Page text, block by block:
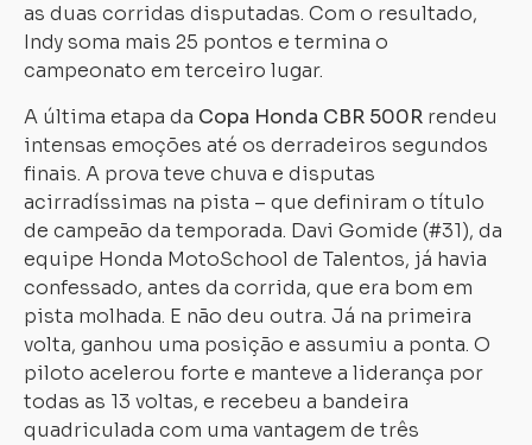
as duas corridas disputadas. Com o resultado,
Indy soma mais 25 pontos e termina o
campeonato em terceiro lugar.
A última etapa da Copa Honda CBR 500R rendeu
intensas emoções até os derradeiros segundos
finais. A prova teve chuva e disputas
acirradíssimas na pista – que definiram o título
de campeão da temporada. Davi Gomide (#31), da
equipe Honda MotoSchool de Talentos, já havia
confessado, antes da corrida, que era bom em
pista molhada. E não deu outra. Já na primeira
volta, ganhou uma posição e assumiu a ponta. O
piloto acelerou forte e manteve a liderança por
todas as 13 voltas, e recebeu a bandeira
quadriculada com uma vantagem de três